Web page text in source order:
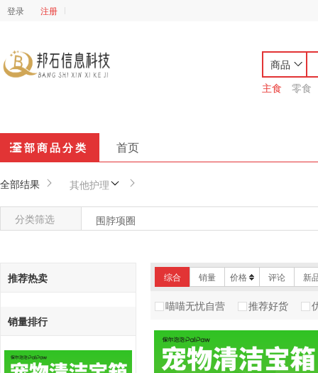
登录 注册
商品
主食
零食
全部商品分类 首页
全部结果 其他护理
分类筛选 围脖项圈
推荐热卖
销量排行
综合 销量 价格 评论 新
喵喵无忧自营 推荐好货